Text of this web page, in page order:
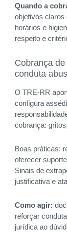
Quando a
objetivos claros
horários e
respeito e
Cobrança
conduta
O TRE-RR
configura
cobrança:
Boas práticas:
oferecer
Sinais de
justificativa e
Como agir:
reforçar
jurídica ao